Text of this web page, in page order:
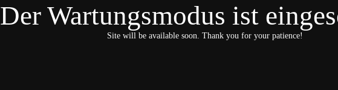
Der Wartungsmodus ist
Site will be available soon. Thank you for your patience!